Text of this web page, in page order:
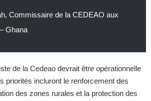
Commissaire de la CEDEAO aux
Ghana
de la Cedeao devrait être opérationnelle
priorités incluront le renforcement des
des zones rurales et la protection des